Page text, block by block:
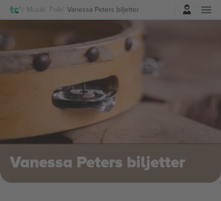
Musik Folk Vanessa Peters biljetter
Logga in
Vanessa Peters biljetter